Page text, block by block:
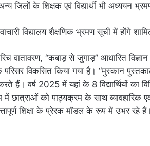
जिलों के शिक्षक एवं विद्यार्थी भी अध्ययन
वातावरण, “कबाड़ से जुगाड़” आधारित
परिसर विकसित किया गया है। “मुस्कान
हैं। वर्ष 2025 में यहां के 8 विद्यार्थियों का
छात्राओं को पाठ्यक्रम के साथ व्यावहारिक एवं
शिक्षा के प्रेरक मॉडल के रूप में उभर रहे हैं।